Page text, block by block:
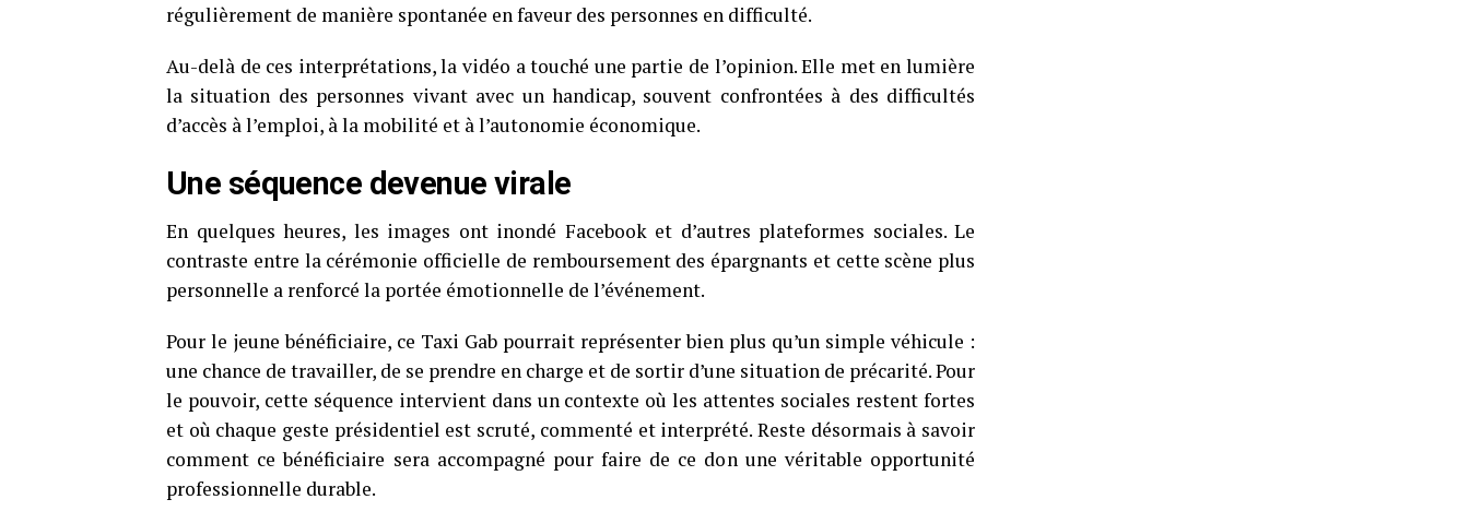
régulièrement de manière spontanée en faveur des personnes en difficulté.
Au-delà de ces interprétations, la vidéo a touché une partie de l’opinion. Elle met en lumière
la situation des personnes vivant avec un handicap, souvent confrontées à des difficultés
d’accès à l’emploi, à la mobilité et à l’autonomie économique.
Une séquence devenue virale
En quelques heures, les images ont inondé Facebook et d’autres plateformes sociales. Le
contraste entre la cérémonie officielle de remboursement des épargnants et cette scène plus
personnelle a renforcé la portée émotionnelle de l’événement.
Pour le jeune bénéficiaire, ce Taxi Gab pourrait représenter bien plus qu’un simple véhicule :
une chance de travailler, de se prendre en charge et de sortir d’une situation de précarité. Pour
le pouvoir, cette séquence intervient dans un contexte où les attentes sociales restent fortes
et où chaque geste présidentiel est scruté, commenté et interprété. Reste désormais à savoir
comment ce bénéficiaire sera accompagné pour faire de ce don une véritable opportunité
professionnelle durable.